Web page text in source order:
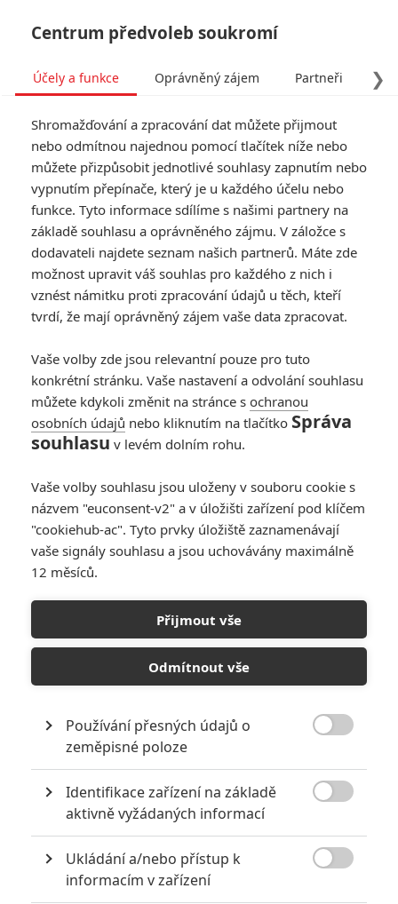
Anthropoid
Reinhard Heydrich, třetí
nejmocnější muž nacistické říše a
hlavní architekt konečného řešení
židovské otázky, zemřel 4. června
atentátu, který provedli
českoslovenští parašutisté
vyslaní zpět do vlasti exilovou
vládou z Londýna. Filmovou
adaptaci akce zvané Operace
Anthropoid nosil režisér,
Ellis v hlavě patnáct let, během kterých prostudoval nespočet
dostupných materiálů. Do filmu chtěl dostat především pohled
vojáků Gabčíka a Kubiše, jejich pocity tváří v tvář činu s jistými
fatálními následky. Jedna z klíčových událostí 2. světové války se
dá zfilmovat jako pečlivá dobovka, vzrušující a zároveň tísnivé
drama, precizní rekonstrukce atentátu nebo intenzivní studie
tvůrců, kteří jsou schopni to vše zkombinovat a vtisknout snímku
ryze autorský rukopis.
Galerie k filmu Anthropoid
« Předchozí
Centrum předvoleb soukromí
❯
Účely a funkce Oprávněný zájem Partneři
Shromažďování a zpracování dat můžete přijmout
nebo odmítnou najednou pomocí tlačítek níže nebo
můžete přizpůsobit jednotlivé souhlasy zapnutím nebo
vypnutím přepínače, který je u každého účelu nebo
funkce. Tyto informace sdílíme s našimi partnery na
základě souhlasu a oprávněného zájmu. V záložce s
dodavateli najdete seznam našich partnerů. Máte zde
možnost upravit váš souhlas pro každého z nich i
vznést námitku proti zpracování údajů u těch, kteří
tvrdí, že mají oprávněný zájem vaše data zpracovat.
Vaše volby zde jsou relevantní pouze pro tuto
konkrétní stránku. Vaše nastavení a odvolání souhlasu
můžete kdykoli změnit na stránce s ochranou
osobních údajů nebo kliknutím na tlačítko Správa
souhlasu v levém dolním rohu.
Vaše volby souhlasu jsou uloženy v souboru cookie s
názvem "euconsent-v2" a v úložišti zařízení pod klíčem
"cookiehub-ac". Tyto prvky úložiště zaznamenávají
vaše signály souhlasu a jsou uchovávány maximálně
12 měsíců.
Přijmout vše
Odmítnout vše
Používání přesných údajů o
zeměpisné poloze
Identifikace zařízení na základě
aktivně vyžádaných informací
Ukládání a/nebo přístup k
informacím v zařízení